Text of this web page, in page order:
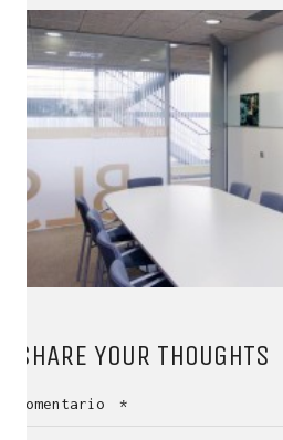
SHARE YOUR THOUGHTS
Comentario *